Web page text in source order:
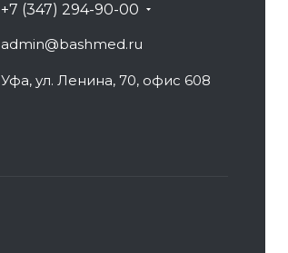
+7 (347) 294-90-00
admin@bashmed.ru
Уфа, ул. Ленина, 70, офис 608